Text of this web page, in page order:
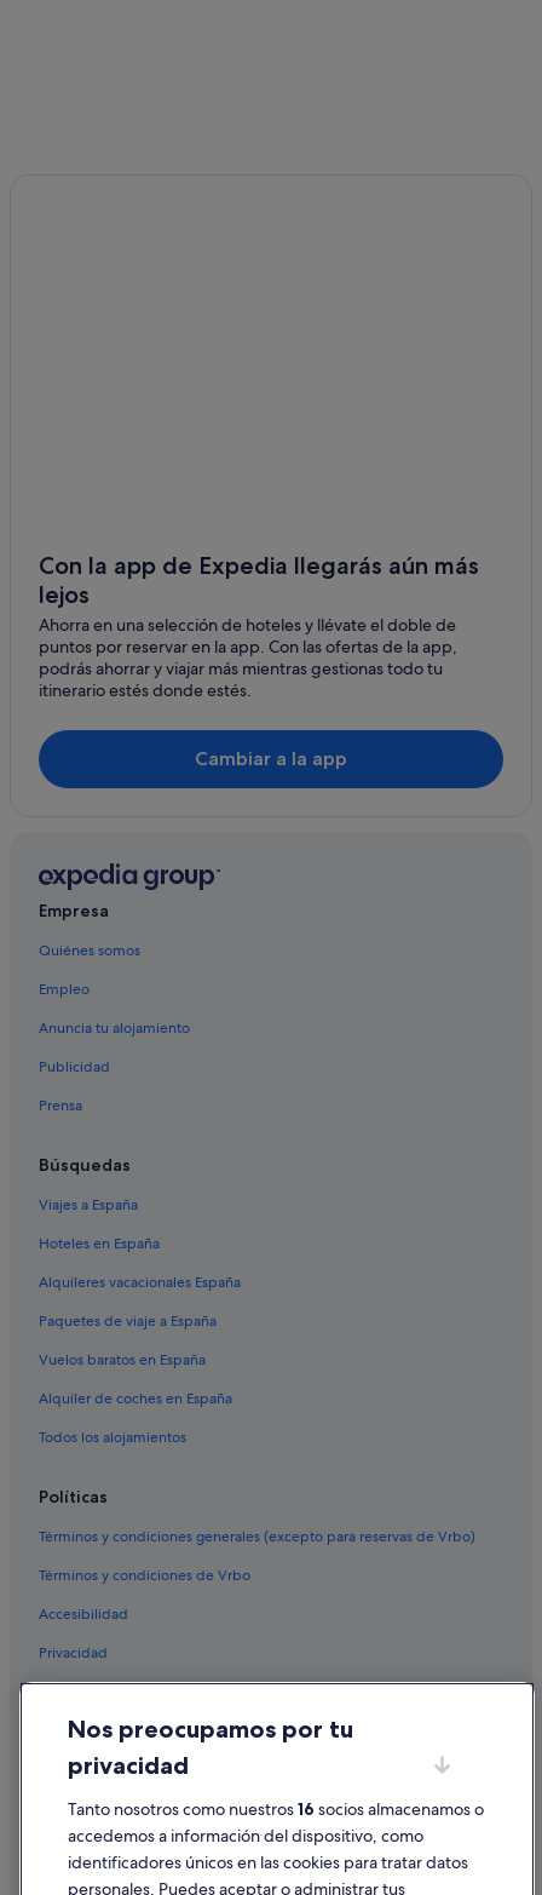
Con la app de Expedia llegarás aún más
lejos
Ahorra en una selección de hoteles y llévate el doble de
puntos por reservar en la app. Con las ofertas de la app,
podrás ahorrar y viajar más mientras gestionas todo tu
itinerario estés donde estés.
Cambiar a la app
Empresa
Quiénes somos
Empleo
Anuncia tu alojamiento
Publicidad
Prensa
Búsquedas
Viajes a España
Hoteles en España
Alquileres vacacionales España
Paquetes de viaje a España
Vuelos baratos en España
Alquiler de coches en España
Todos los alojamientos
Políticas
Términos y condiciones generales (excepto para reservas de Vrbo)
Términos y condiciones de Vrbo
Accesibilidad
Privacidad
Cookies
Condiciones de uso
Información legal/contacto
Pautas sobre el contenido y cómo denunciar contenido
Ayuda
Nos preocupamos por tu
privacidad
Tanto nosotros como nuestros16 socios almacenamos o
accedemos a información del dispositivo, como
identificadores únicos en las cookies para tratar datos
personales. Puedes aceptar o administrar tus